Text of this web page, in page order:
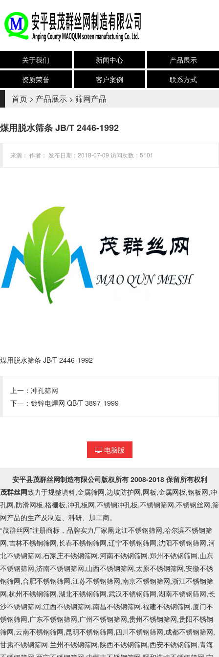
关于我们 新闻中心
产品展示
资质荣誉
客户案例 联系方式
首页 > 产品展示 > 筛网产品
煤用脱水筛条 JB/T 2446-1992
来源： 作者： 发布日期：2018-07-09 访问次数：5101
煤用脱水筛条 JB/T 2446-1992
上一： 冲孔筛网
下一： 镀锌电焊网 QB/T 3897-1999
电脑版
安平县茂群丝网制造有限公司版权所有 2008-2018 保留所有权利
茂群丝网致力于规整填料,金属筛网,边坡防护网,网板,金属网板,钢板网,冲
孔网,防滑网板,格栅板,冲孔板网,不锈钢冲孔板,不锈钢筛网,不锈钢丝网,筛
网产品的生产及制造、科研、加工商。
“茂群丝网”注册商标，品牌实力厂家黑龙江不锈钢筛网,哈尔滨不锈钢筛
网,吉林不锈钢筛网,长春不锈钢筛网,辽宁不锈钢筛网,沈阳不锈钢筛网,河
北不锈钢筛网,石家庄不锈钢筛网,河南不锈钢筛网,郑州不锈钢筛网,山东
不锈钢筛网,济南不锈钢筛网,山西不锈钢筛网,太原不锈钢筛网,安徽不锈
钢筛网,合肥不锈钢筛网,江苏不锈钢筛网,南京不锈钢筛网,浙江不锈钢筛
网,杭州不锈钢筛网,湖北不锈钢筛网,武汉不锈钢筛网,湖南不锈钢筛网,长
沙不锈钢筛网,江西不锈钢筛网,南昌不锈钢筛网,福建不锈钢筛网,厦门不
锈钢筛网,广东不锈钢筛网,广州不锈钢筛网,贵州不锈钢筛网,贵阳不锈钢
筛网,云南不锈钢筛网,昆明不锈钢筛网,四川不锈钢筛网,成都不锈钢筛网,
甘肃不锈钢筛网,兰州不锈钢筛网,陕西不锈钢筛网,西安不锈钢筛网,青海